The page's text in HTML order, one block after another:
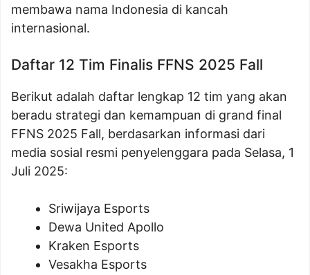
membawa nama Indonesia di kancah
internasional.
Daftar 12 Tim Finalis FFNS 2025 Fall
Berikut adalah daftar lengkap 12 tim yang akan
beradu strategi dan kemampuan di grand final
FFNS 2025 Fall, berdasarkan informasi dari
media sosial resmi penyelenggara pada Selasa, 1
Juli 2025:
Sriwijaya Esports
Dewa United Apollo
Kraken Esports
Vesakha Esports